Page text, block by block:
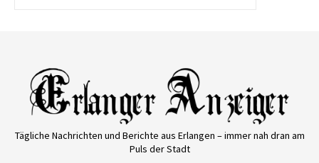
Tägliche Nachrichten und Berichte aus Erlangen – immer nah dran am
Puls der Stadt